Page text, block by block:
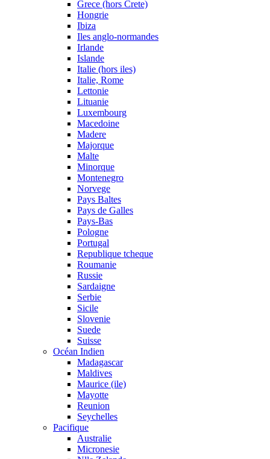
Grece (hors Crete)
Hongrie
Ibiza
Iles anglo-normandes
Irlande
Islande
Italie (hors iles)
Italie, Rome
Lettonie
Lituanie
Luxembourg
Macedoine
Madere
Majorque
Malte
Minorque
Montenegro
Norvege
Pays Baltes
Pays de Galles
Pays-Bas
Pologne
Portugal
Republique tcheque
Roumanie
Russie
Sardaigne
Serbie
Sicile
Slovenie
Suede
Suisse
Océan Indien
Madagascar
Maldives
Maurice (ile)
Mayotte
Reunion
Seychelles
Pacifique
Australie
Micronesie